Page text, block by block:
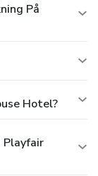
På
Hotel?
Playfair